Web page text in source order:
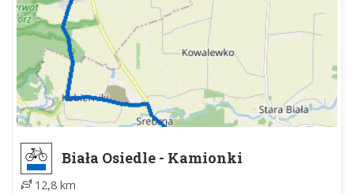
Biała Osiedle - Kamionki
12,8 km